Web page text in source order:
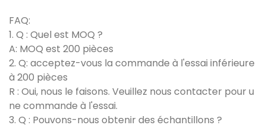
FAQ:
1. Q : Quel est MOQ ?
A: MOQ est 200 pièces
2. Q: acceptez-vous la commande à l'essai inférieure
à 200 pièces
R : Oui, nous le faisons. Veuillez nous contacter pour u
ne commande à l'essai.
3. Q : Pouvons-nous obtenir des échantillons ?